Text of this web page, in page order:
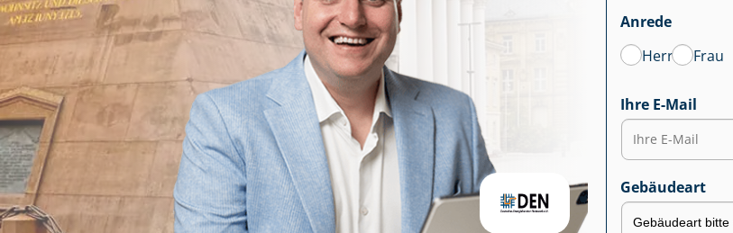
Anrede
Herr
Frau
Ihre E-Mail
Gebäudeart